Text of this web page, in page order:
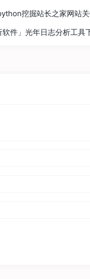
挖掘站长之家网站
软件」光年日志分析工具